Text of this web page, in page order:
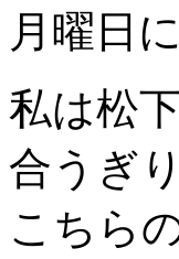
月曜日
私は松
合うぎ
こちら